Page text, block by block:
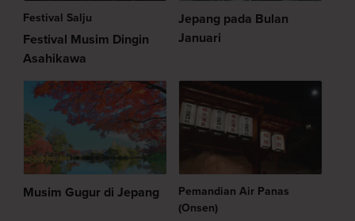
Festival Salju
Festival Musim Dingin
Asahikawa
Jepang pada Bulan
Januari
Musim Gugur di Jepang
Pemandian Air Panas
(Onsen)